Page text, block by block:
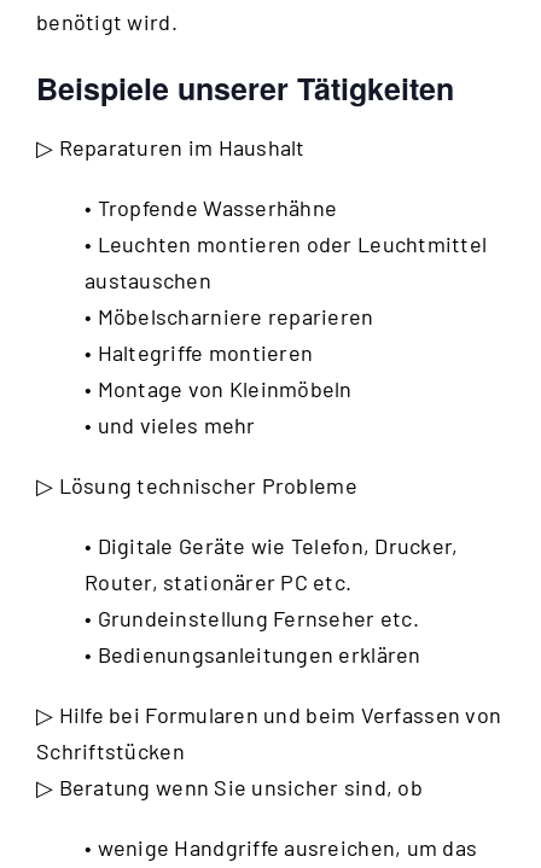
benötigt wird.
Beispiele unserer Tätigkeiten
▷ Reparaturen im Haushalt
• Tropfende Wasserhähne
• Leuchten montieren oder Leuchtmittel
austauschen
• Möbelscharniere reparieren
• Haltegriffe montieren
• Montage von Kleinmöbeln
• und vieles mehr
▷ Lösung technischer Probleme
• Digitale Geräte wie Telefon, Drucker,
Router, stationärer PC etc.
• Grundeinstellung Fernseher etc.
• Bedienungsanleitungen erklären
▷ Hilfe bei Formularen und beim Verfassen von
Schriftstücken
▷ Beratung wenn Sie unsicher sind, ob
• wenige Handgriffe ausreichen, um das